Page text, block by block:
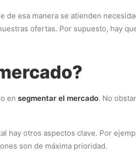
de esa manera se atienden
ofertas. Por supuesto, hay
en segmentar el mercado. No
otros aspectos clave. Por
son de máxima prioridad.